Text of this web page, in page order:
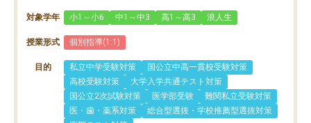
対象学年 小1～小6 中1～中3 高1～高3 浪人生
授業形式 個別指導(1:1)
目的 私立中学受験対策
国公立中高一貫校受験対策
高校受験対策
大学入学共通テスト対策
国公立2次試験対策
医学部受験
難関私立受験対策
医・歯・薬系対策
総合型選抜・学校推薦型選抜対策